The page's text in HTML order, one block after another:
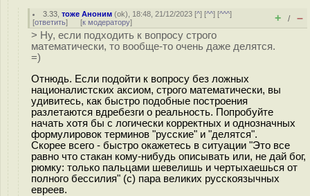
3.33 ,тоже Аноним (ok), 18:48, 21/12/2023 [^] [^^] [^^^]
[ответить] [к модератору] + / –
> Ну, если подходить к вопросу строго
математически, то вообще-то очень даже делятся.
=)
Отнюдь. Если подойти к вопросу без ложных
националистских аксиом, строго математически, вы
удивитесь, как быстро подобные построения
разлетаются вдребезги о реальность. Попробуйте
начать хотя бы с логически корректных и однозначных
формулировок терминов "русские" и "делятся".
Скорее всего - быстро окажетесь в ситуации "Это все
равно что стакан кому-нибудь описывать или, не дай бог,
рюмку: только пальцами шевелишь и чертыхаешься от
полного бессилия" (с) пара великих русскоязычных
евреев.